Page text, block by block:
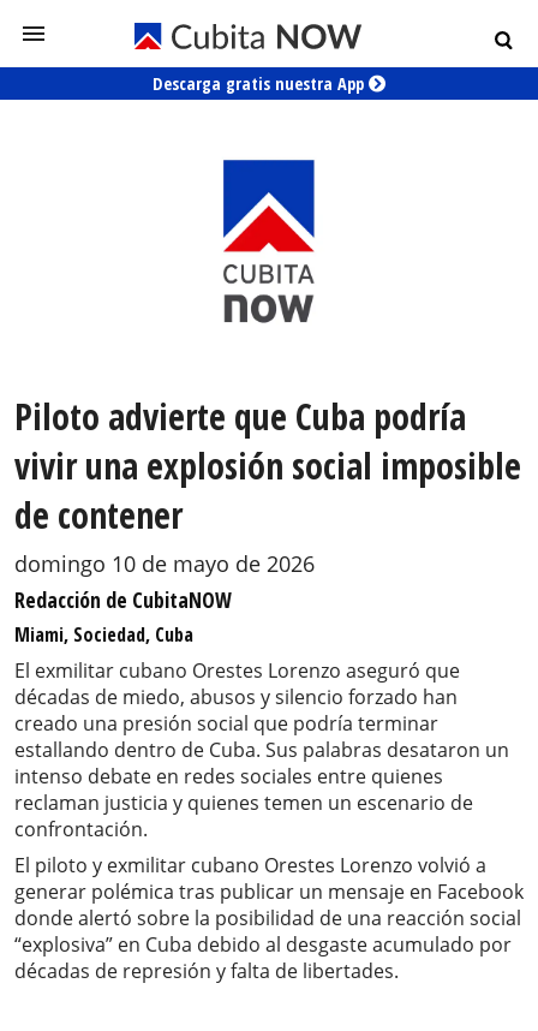
Descarga gratis nuestra App
Piloto advierte que Cuba podría
vivir una explosión social imposible
de contener
domingo 10 de mayo de 2026
Redacción de CubitaNOW
Miami, Sociedad, Cuba
El exmilitar cubano Orestes Lorenzo aseguró que
décadas de miedo, abusos y silencio forzado han
creado una presión social que podría terminar
estallando dentro de Cuba. Sus palabras desataron un
intenso debate en redes sociales entre quienes
reclaman justicia y quienes temen un escenario de
confrontación.
El piloto y exmilitar cubano Orestes Lorenzo volvió a
generar polémica tras publicar un mensaje en Facebook
donde alertó sobre la posibilidad de una reacción social
“explosiva” en Cuba debido al desgaste acumulado por
décadas de represión y falta de libertades.